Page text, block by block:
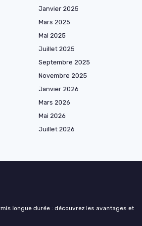
Janvier 2025
Mars 2025
Mai 2025
Juillet 2025
Septembre 2025
Novembre 2025
Janvier 2026
Mars 2026
Mai 2026
Juillet 2026
longue durée : découvrez les avantages et